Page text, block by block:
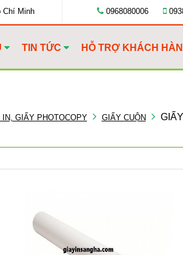
Chí Minh 0968080006
TIN TỨC HỖ TRỢ KHÁCH
IN, GIẤY PHOTOCOPY GIẤY CUỘN